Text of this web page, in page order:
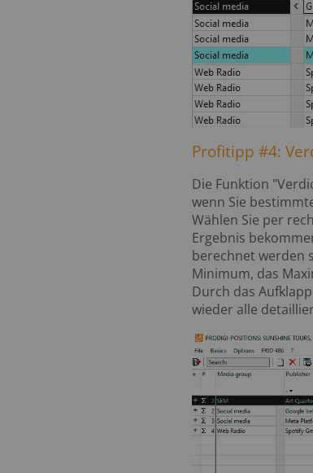
Profitipp #4:
Die Funktion
wenn Sie
Wählen Sie per
Ergebnis
berechnet werden
Minimum, das
Durch das
wieder alle